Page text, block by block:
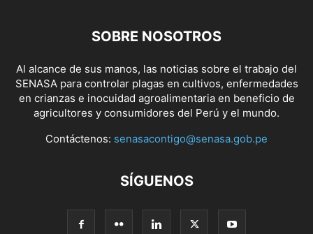
SOBRE NOSOTROS
Al alcance de sus manos, las noticias sobre el trabajo del
SENASA para controlar plagas en cultivos, enfermedades
en crianzas e inocuidad agroalimentaria en beneficio de
agricultores y consumidores del Perú y el mundo.
Contáctenos: senasacontigo@senasa.gob.pe
SÍGUENOS